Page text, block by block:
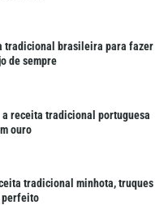
tradicional brasileira para fazer
de sempre
a receita tradicional portuguesa
ouro
tradicional minhota, truques
perfeito